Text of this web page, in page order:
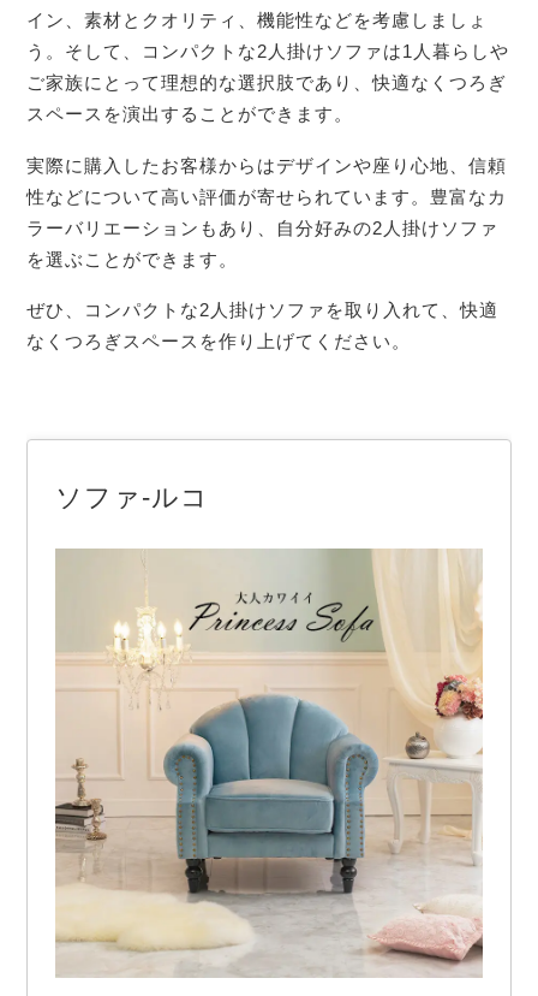
イン、素材とクオリティ、機能性などを考慮しましょ
う。そして、コンパクトな2人掛けソファは1人暮らしや
ご家族にとって理想的な選択肢であり、快適なくつろぎ
スペースを演出することができます。
実際に購入したお客様からはデザインや座り心地、信頼
性などについて高い評価が寄せられています。豊富なカ
ラーバリエーションもあり、自分好みの2人掛けソファ
を選ぶことができます。
ぜひ、コンパクトな2人掛けソファを取り入れて、快適
なくつろぎスペースを作り上げてください。
ソファ-ルコ